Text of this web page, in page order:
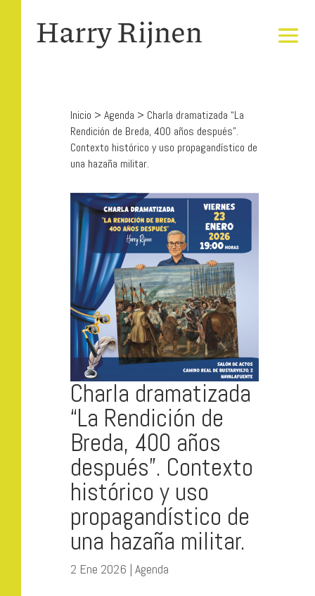
Inicio > Agenda > Charla dramatizada “La
Rendición de Breda, 400 años después”.
Contexto histórico y uso propagandístico de
una hazaña militar.
Charla dramatizada
“La Rendición de
Breda, 400 años
después”. Contexto
histórico y uso
propagandístico de
una hazaña militar.
2 Ene 2026 | Agenda